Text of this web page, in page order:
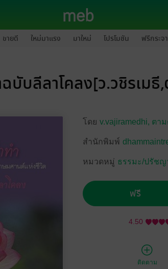
ขายดี ใหม่มาแรง มาใหม่ โปรโมชัน ฟรีกระจ
บับลีลาโคลง[ว.วชิรเมธี
โดย v.vajiramedhi, ตา
สำนักพิมพ์
หมวดหมู่ ธรรมะ/ปรัชญ
ฟรี
4.50
ติดตาม